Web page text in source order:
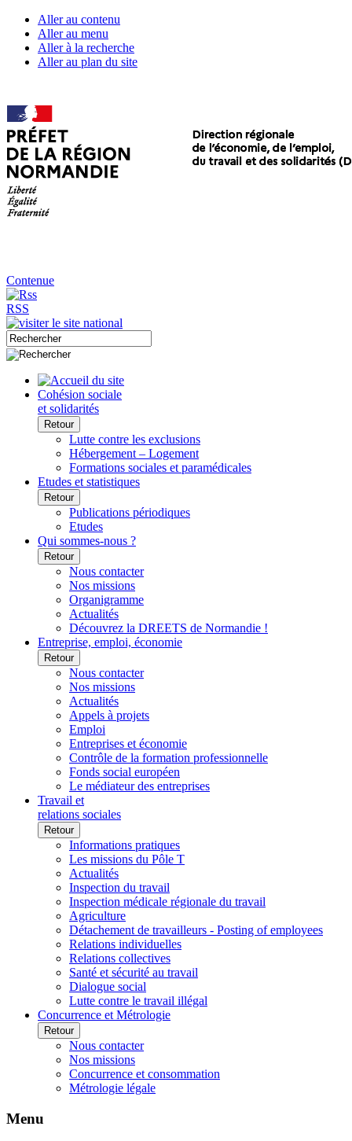
Aller au contenu
Aller au menu
Aller à la recherche
Aller au plan du site
Contenue
RSS
Cohésion sociale
et solidarités
Retour
Lutte contre les exclusions
Hébergement – Logement
Formations sociales et paramédicales
Etudes et statistiques
Retour
Publications périodiques
Etudes
Qui sommes-nous ?
Retour
Nous contacter
Nos missions
Organigramme
Actualités
Découvrez la DREETS de Normandie !
Entreprise, emploi, économie
Retour
Nous contacter
Nos missions
Actualités
Appels à projets
Emploi
Entreprises et économie
Contrôle de la formation professionnelle
Fonds social européen
Le médiateur des entreprises
Travail et
relations sociales
Retour
Informations pratiques
Les missions du Pôle T
Actualités
Inspection du travail
Inspection médicale régionale du travail
Agriculture
Détachement de travailleurs - Posting of employees
Relations individuelles
Relations collectives
Santé et sécurité au travail
Dialogue social
Lutte contre le travail illégal
Concurrence et Métrologie
Retour
Nous contacter
Nos missions
Concurrence et consommation
Métrologie légale
Menu